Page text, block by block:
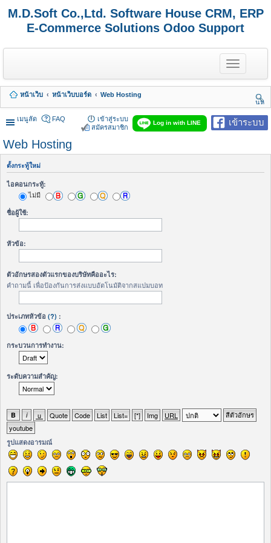
M.D.Soft Co.,Ltd. Software House CRM, ERP
E-Commerce Solutions Odoo Support
T
o
g
e
n
a
g
t
หน้าเว็บ หน้าเว็บบอร์ด
Web Hosting
นห
า
เมนูลัด
เข้าระบบ
Log in with LINE
FAQ
เข้าสู่ระบบ
สมัครสมาชิก
Web Hosting
ตั้งกระทู้ใหม่
ไอคอนกระทู้:
ไม่มี
ชื่อผู้ใช้:
หัวข้อ:
ตัวอักษรสองตัวแรกของบริษัทคืออะไร:
คำถามนี้ เพื่อป้องกันการส่งแบบอัตโนมัติจากสแปมบอท
ประเภทหัวข้อ (?) :
กระบวนการทำงาน:
ระดับความสำคัญ:
รูปแสดงอารมณ์